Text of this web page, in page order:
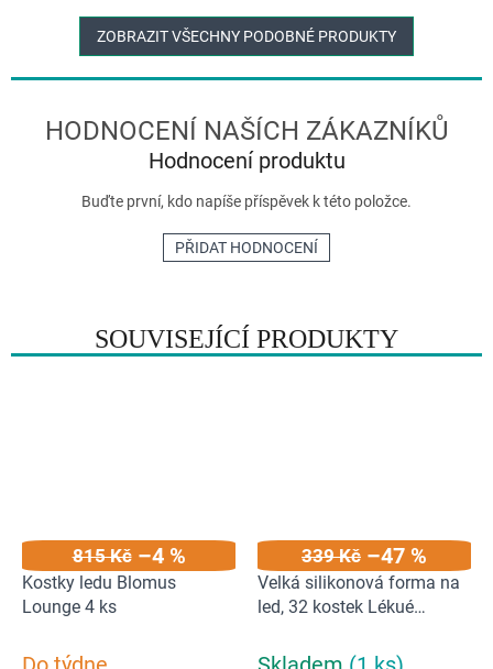
SOUVISEJÍCÍ PRODUKTY
815 Kč –4 %
Kostky ledu Blomus
Lounge 4 ks
339 Kč –47 %
Velká silikonová forma na
led, 32 kostek Lékué
červená / II. JAKOST
ZOBRAZIT VŠECHNY PODOBNÉ PRODUKTY
Hodnocení produktu
Buďte první, kdo napíše příspěvek k této položce.
PŘIDAT HODNOCENÍ